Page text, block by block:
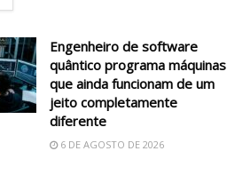
Engenheiro de software
quântico programa máquinas
que ainda funcionam de um
jeito completamente
diferente
6 DE AGOSTO DE 2026